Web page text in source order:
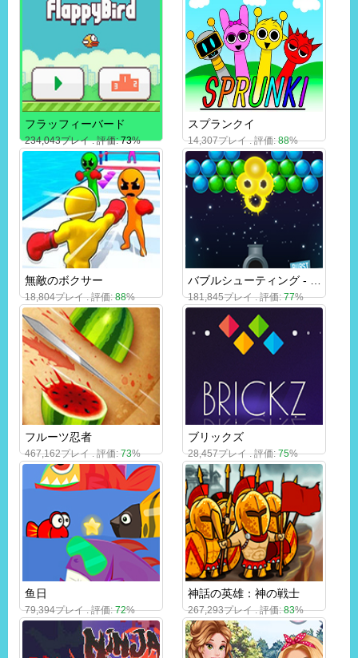
フラッフィーバード
234,043プレイ . 評価:73%
スプランクイ
14,307プレイ . 評価:88%
無敵のボクサー
18,804プレイ . 評価:88% 181,845プレイ . 評価:77%
フルーツ忍者
467,162プレイ . 評価:73%
ブリックズ
28,457プレイ . 評価:75%
鱼日
79,394プレイ . 評価:72%
神話の英雄：神の戦士
267,293プレイ . 評価:83%